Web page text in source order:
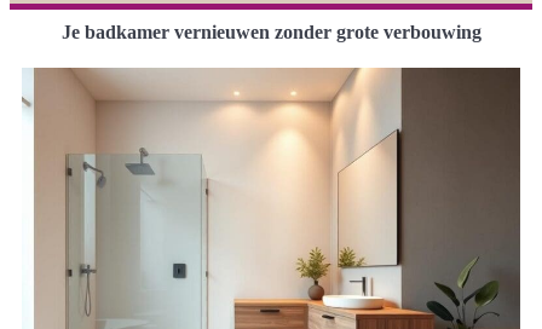
Je badkamer vernieuwen zonder grote verbouwing